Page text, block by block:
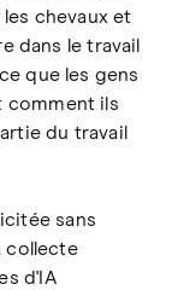
chevaux et
dans le travail
que les gens
comment ils
du travail
sans
collecte
d'IA